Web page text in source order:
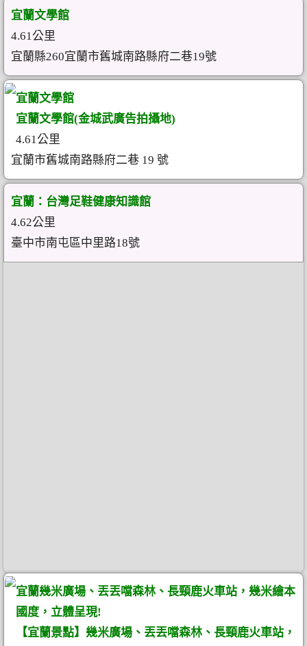
宜蘭文學館
4.61公里
宜蘭縣260宜蘭市舊城南路縣府二巷19號
宜蘭文學館
宜蘭文學館(金城武廣告拍攝地)
4.61公里
宜蘭市舊城南路縣府二巷 19 號
宜蘭：台灣足鞋健康知識館
4.62公里
臺中市南屯區中里路18號
宜蘭幾米廣場、丟丟噹森林、長頸鹿火車站，幾米繪本
國度，立體呈現!
【宜蘭景點】幾米廣場、丟丟噹森林、長頸鹿火車站，